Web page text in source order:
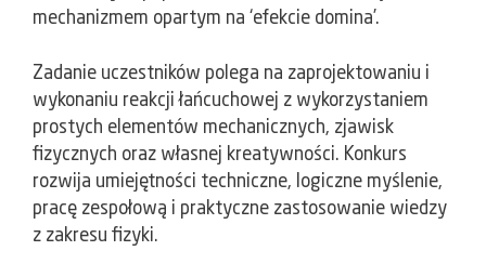
mechanizmem opartym na ‘efekcie domina’.
Zadanie uczestników polega na zaprojektowaniu i
wykonaniu reakcji łańcuchowej z wykorzystaniem
prostych elementów mechanicznych, zjawisk
fizycznych oraz własnej kreatywności. Konkurs
rozwija umiejętności techniczne, logiczne myślenie,
pracę zespołową i praktyczne zastosowanie wiedzy
z zakresu fizyki.